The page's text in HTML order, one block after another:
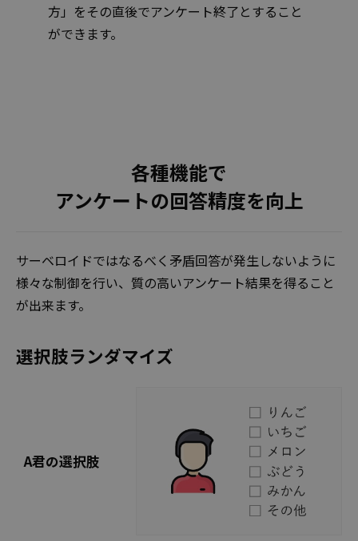
方」をその直後でアンケート終了とすること
ができます。
各種機能で
アンケートの回答精度を向上
サーベロイドではなるべく矛盾回答が発生しないように
様々な制御を行い、質の高いアンケート結果を得ること
が出来ます。
選択肢ランダマイズ
A君の選択肢